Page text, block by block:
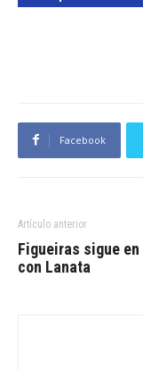
Facebook
Artículo anterior
Figueiras sigue
con Lanata